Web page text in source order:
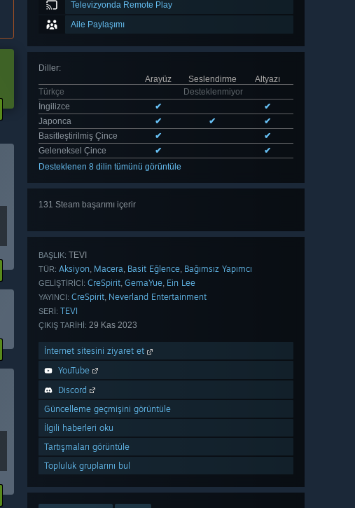
Televizyonda Remote Play
Aile Paylaşımı
Diller:
Arayüz
Seslendirme
Altyazı
Türkçe
Desteklenmiyor
İngilizce
✔
✔
Japonca
✔ ✔
✔
Basitleştirilmiş Çince
✔
✔
Geleneksel Çince
✔
✔
Desteklenen 8 dilin tümünü görüntüle
131 Steam başarımı içerir
BAŞLIK: TEVI
TÜR: Aksiyon, Macera, Basit Eğlence, Bağımsız Yapımcı
GELIŞTIRICI: CreSpirit, GemaYue, Ein Lee
YAYINCI: CreSpirit, Neverland Entertainment
SERI: TEVI
ÇIKIŞ TARIHI: 29 Kas 2023
İnternet sitesini ziyaret et
YouTube
Discord
Güncelleme geçmişini görüntüle
İlgili haberleri oku
Tartışmaları görüntüle
Topluluk gruplarını bul